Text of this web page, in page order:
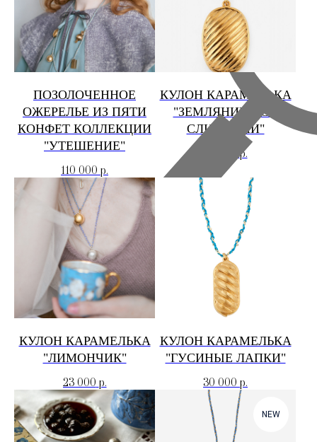
ПОЗОЛОЧЕННОЕ
ОЖЕРЕЛЬЕ ИЗ ПЯТИ
КОНФЕТ КОЛЛЕКЦИИ
"УТЕШЕНИЕ"
110 000 р.
КУЛОН КАРАМЕЛЬКА
"ЗЕМЛЯНИКА СО
СЛИВКАМИ"
р.
КУЛОН КАРАМЕЛЬКА
"ЛИМОНЧИК"
23 000 р.
КУЛОН КАРАМЕЛЬКА
"ГУСИНЫЕ ЛАПКИ"
30 000 р.
NEW